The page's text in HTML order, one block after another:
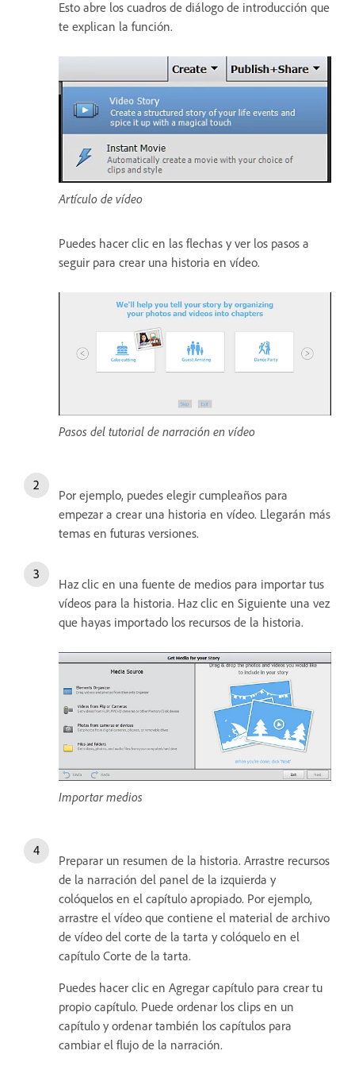
Esto abre los cuadros de diálogo de introducción que
te explican la función.
Artículo de vídeo
Puedes hacer clic en las flechas y ver los pasos a
seguir para crear una historia en vídeo.
Pasos del tutorial de narración en vídeo
Por ejemplo, puedes elegir cumpleaños para
empezar a crear una historia en vídeo. Llegarán más
temas en futuras versiones.
Haz clic en una fuente de medios para importar tus
vídeos para la historia. Haz clic en Siguiente una vez
que hayas importado los recursos de la historia.
Importar medios
Preparar un resumen de la historia. Arrastre recursos
de la narración del panel de la izquierda y
colóquelos en el capítulo apropiado. Por ejemplo,
arrastre el vídeo que contiene el material de archivo
de vídeo del corte de la tarta y colóquelo en el
capítulo Corte de la tarta.
Puedes hacer clic en Agregar capítulo para crear tu
propio capítulo. Puede ordenar los clips en un
capítulo y ordenar también los capítulos para
cambiar el flujo de la narración.